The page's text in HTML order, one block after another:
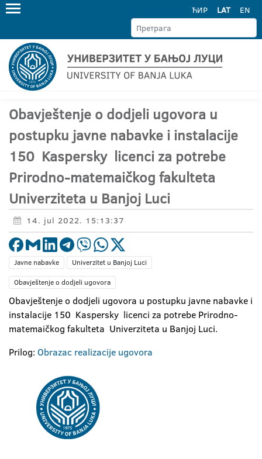
ЋИР LAT EN
Obavještenje o dodjeli ugovora u
postupku javne nabavke i instalacije
150 Kaspersky licenci za potrebe
Prirodno-matemaičkog fakulteta
Univerziteta u Banjoj Luci
14. jul 2022. 15:13:37
Javne nabavke
Univerzitet u Banjoj Luci
Obavještenje o dodjeli ugovora
Obavještenje o dodjeli ugovora u postupku javne nabavke i
instalacije 150 Kaspersky licenci za potrebe Prirodno-
matemaičkog fakulteta Univerziteta u Banjoj Luci.
Prilog: Obrazac realizacije ugovora